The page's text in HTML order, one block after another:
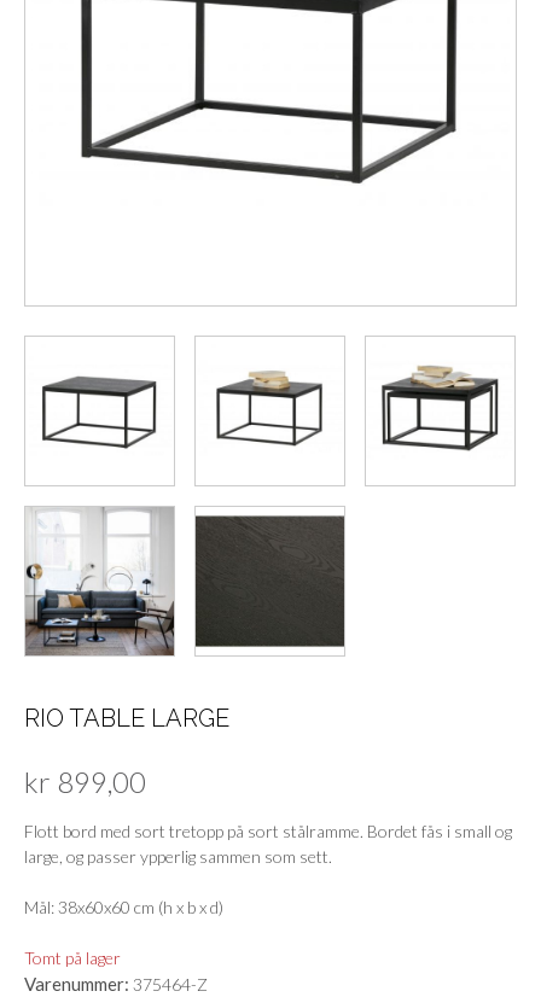
RIO TABLE LARGE
kr 899,00
Flott bord med sort tretopp på sort stålramme. Bordet fås i small og
large, og passer ypperlig sammen som sett.
Mål: 38x60x60 cm (h x b x d)
Tomt på lager
Varenummer: 375464-Z